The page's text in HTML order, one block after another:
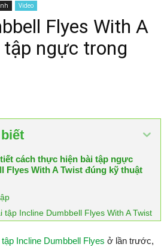
Video
Flyes With A
ngực trong
cách thực hiện bài tập ngực
Flyes With A Twist đúng kỹ thuật
tập Incline Dumbbell Flyes With A Twist
tập Incline Dumbbell Flyes ở lần trước,